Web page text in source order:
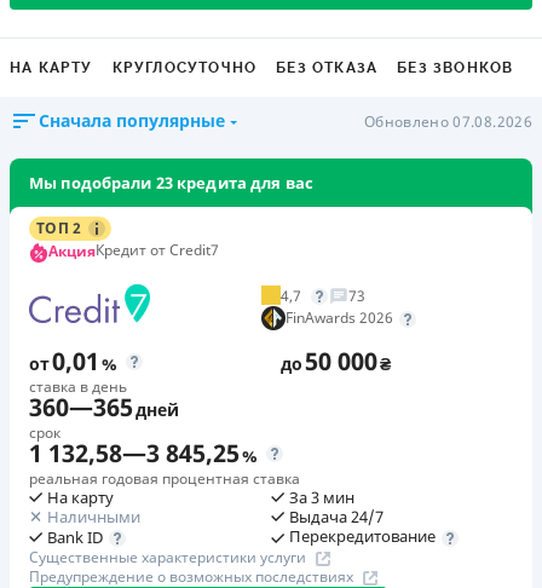
НА КАРТУ КРУГЛОСУТОЧНО БЕЗ ОТКАЗА БЕЗ ЗВОНКОВ
Сначала популярные Обновлено 07.08.2026
Мы подобрали 23 кредита для вас
ТОП 2
АкцияКредит от Credit7
4,7
73
FinAwards 2026
от0,01 %
ставка в день
до50 000₴
360—365дней
срок
1 132,58—3 845,25%
реальная годовая процентная ставка
На карту
Наличными
Bank ID
За 3 мин
Выдача 24/7
Перекредитование
Существенные характеристики услуги
Предупреждение о возможных последствиях